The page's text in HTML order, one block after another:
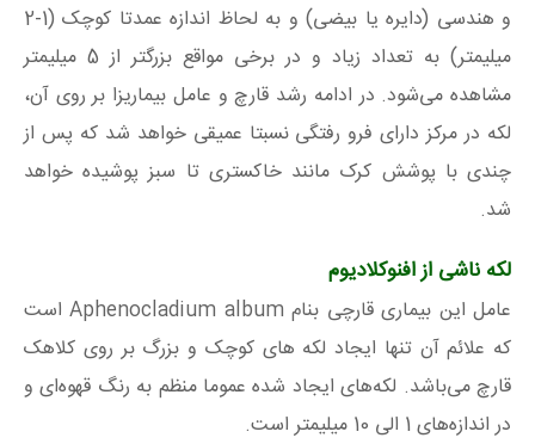
و هندسی (دایره یا بیضی) و به لحاظ اندازه عمدتا کوچک (1-2
میلیمتر) به تعداد زیاد و در برخی مواقع بزرگتر از 5 میلیمتر
مشاهده می‌شود. در ادامه رشد قارچ و عامل بیماریزا بر روی آن،
لکه در مرکز دارای فرو رفتگی نسبتا عمیقی خواهد شد که پس از
چندی با پوشش کرک مانند خاکستری تا سبز پوشیده خواهد
شد.
لکه ناشی از افنوکلادیوم
عامل این بیماری قارچی بنام Aphenocladium album است
که علائم آن تنها ایجاد لکه های کوچک و بزرگ بر روی کلاهک
قارچ می‌باشد. لکه‌های ایجاد شده عموما منظم به رنگ قهوه‌ای و
در اندازه‌های 1 الی 10 میلیمتر است.